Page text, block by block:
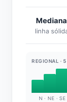
Mediana
linha
REGIONAL ·
N · NE · SE